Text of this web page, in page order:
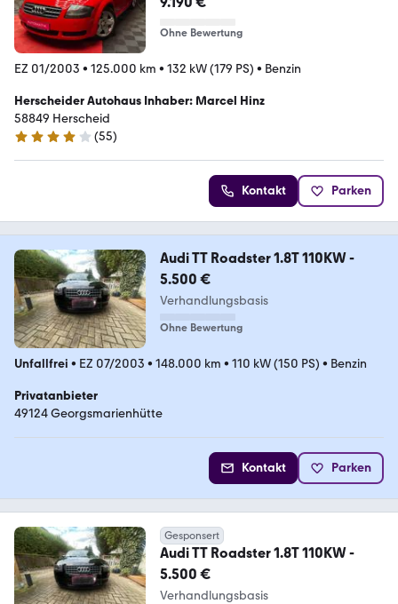
Ohne Bewertung
EZ 01/2003 • 125.000 km • 132 kW (179 PS) • Benzin
Herscheider Autohaus Inhaber: Marcel Hinz
58849 Herscheid
4.2 Sterne
(55)
Kontakt Parken
Audi TT Roadster 1.8T 110KW -
5.500 €
Verhandlungsbasis
Ohne Bewertung
Unfallfrei • EZ 07/2003 • 148.000 km • 110 kW (150 PS) • Benzin
Privatanbieter
49124 Georgsmarienhütte
Kontakt Parken
Gesponsert
Audi TT Roadster 1.8T 110KW -
5.500 €
Verhandlungsbasis